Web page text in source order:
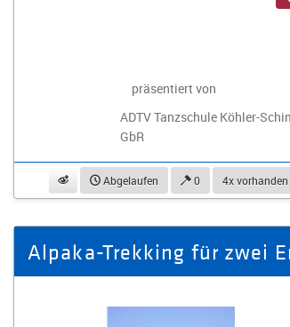
präsentiert von
ADTV Tanzschule Köhler-
GbR
beobachtenAbgelaufen 0 4x vorhanden